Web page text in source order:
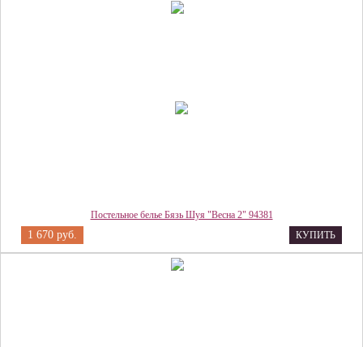
Постельное белье Бязь Шуя "Весна 2" 94381
1 670 руб. КУПИТЬ